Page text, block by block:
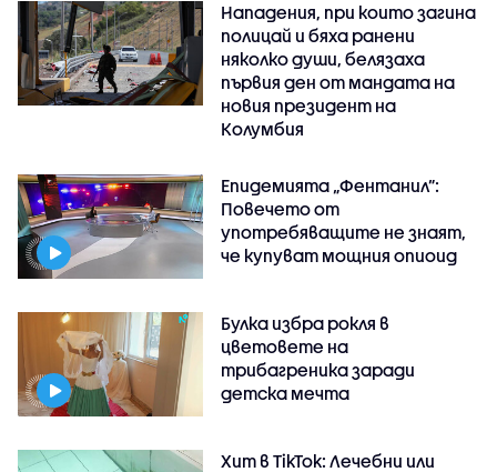
Нападения, при които загина
полицай и бяха ранени
няколко души, белязаха
първия ден от мандата на
новия президент на
Колумбия
Епидемията „Фентанил”:
Повечето от
употребяващите не знаят,
че купуват мощния опиоид
Булка избра рокля в
цветовете на
трибагреника заради
детска мечта
Хит в TikTok: Лечебни или